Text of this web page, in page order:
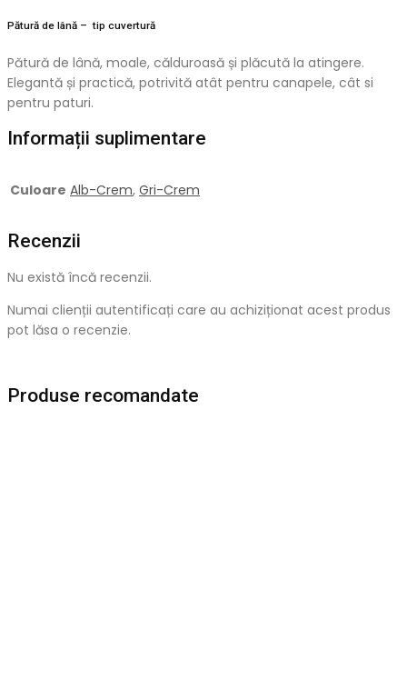
Pătură de lână – tip cuvertură
Pătură de lână, moale, călduroasă și plăcută la atingere.
Elegantă și practică, potrivită atât pentru canapele, cât si
pentru paturi.
Informații suplimentare
Culoare Alb-Crem, Gri-Crem
Recenzii
Nu există încă recenzii.
Numai clienții autentificați care au achiziționat acest produs
pot lăsa o recenzie.
Produse recomandate